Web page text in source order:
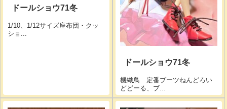
ドールショウ71冬
1/10、1/12サイズ座布団・クッ
ショ...
ドールショウ71冬
機織鳥 定番ブーツねんどろい
どどーる、ブ...